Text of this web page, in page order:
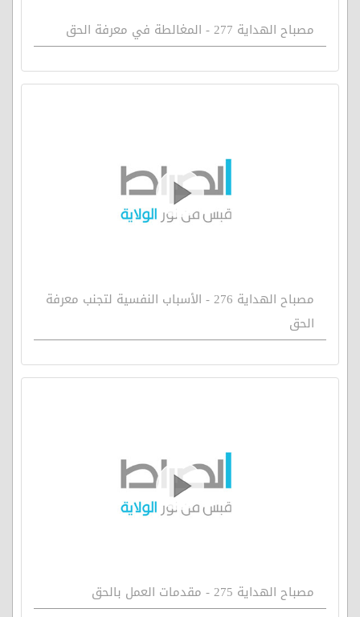
مصباح الهداية 277 - المغالطة في معرفة الحق
مصباح الهداية 276 - الأسباب النفسية لتجنب معرفة
الحق
مصباح الهداية 275 - مقدمات العمل بالحق